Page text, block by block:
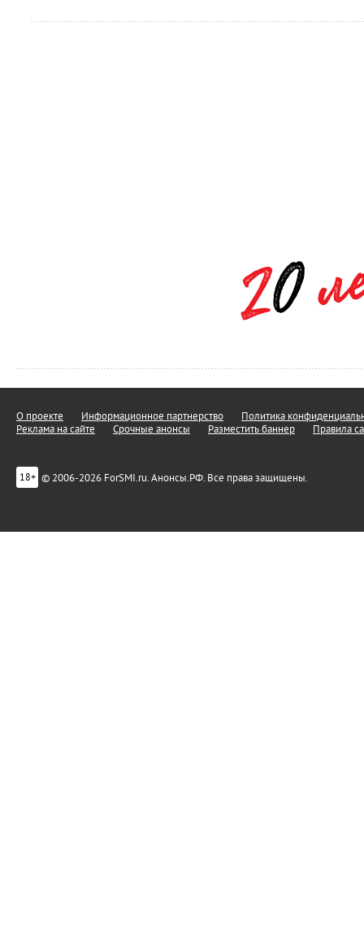
О проекте Информационное партнерство
Политика
Реклама на сайте
Срочные анонсы Разместить баннер Правила
18+ © 2006-2026 ForSMI.ru. Анонсы.РФ. Все права защищены.